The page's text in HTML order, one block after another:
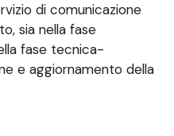
di comunicazione
sia nella fase
fase tecnica-
e aggiornamento della